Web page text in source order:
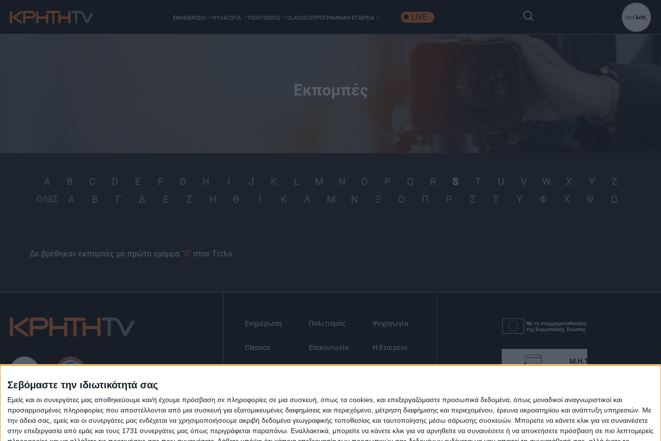
Σεβόμαστε την ιδιωτικότητά σας
Εμείς και οι συνεργάτες μας αποθηκεύουμε και/ή έχουμε πρόσβαση σε πληροφορίες σε μια συσκευή, όπως τα cookies, και επεξεργαζόμαστε προσωπικά δεδομένα, όπως μοναδικοί αναγνωριστικοί και
προσαρμοσμένες πληροφορίες που αποστέλλονται από μια συσκευή για εξατομικευμένες διαφημίσεις και περιεχόμενο, μέτρηση διαφήμισης και περιεχομένου, έρευνα ακροατηρίου και ανάπτυξη υπηρεσιών. Με
την άδειά σας, εμείς και οι συνεργάτες μας ενδέχεται να χρησιμοποιήσουμε ακριβή δεδομένα γεωγραφικής τοποθεσίας και ταυτοποίησης μέσω σάρωσης συσκευών. Μπορείτε να κάνετε κλικ για να συναινέσετε
στην επεξεργασία από εμάς και τους 1731 συνεργάτες μας όπως περιγράφεται παραπάνω. Εναλλακτικά, μπορείτε να κάνετε κλικ για να αρνηθείτε να συναινέσετε ή να αποκτήσετε πρόσβαση σε πιο λεπτομερείς
ΕΝΗΜΕΡΩΣΗ ΨΥΧΑΓΩΓΙΑ ΠΟΛΙΤΙΣΜΟΣ CLASSICSΠΡΟΓΡΑΜΜΑΗ ΕΤΑΙΡΕΙΑ LIVE
Εκπομπές
A B C D E F G H I J K L M N O P Q R S T U V W X Y Z
ΟΛΕΣ Α Β Γ Δ Ε Ζ Η Θ Ι Κ Λ Μ Ν Ξ Ο Π Ρ Σ Τ Υ Φ Χ Ψ Ω
Δε βρέθηκαν εκπομπές με πρώτο γράμμα "S" στον Τίτλο
Πολιτική Εταιρείας κατά της Βίας Ταυτότητα ΚΡΑΤΙΚΗ ΔΙΑΦΗΜΙΣΗ
Ενημέρωση Πολιτισμός Ψυχαγωγία
Classics Επικοινωνία H Eταιρεία
Μ.Η.Τ.